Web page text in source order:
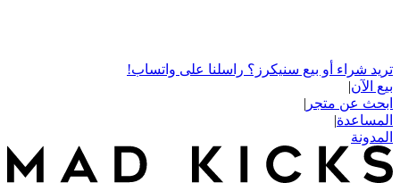
تريد شراء أو بيع سنيكرز؟ راسلنا على واتساب!
بيع الآن|
ابحث عن متجر |
المساعدة|
المدونة